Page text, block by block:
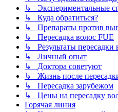
↳ Экспериментальные
↳ Куда обратиться?
↳ Препараты против
↳ Пересадка волос FUE
↳ Результаты пересадки
↳ Личный опыт
↳ Доктора советуют
↳ Жизнь после
↳ Пересадка зарубежом
↳ Цены на пересадку
Горячая линия